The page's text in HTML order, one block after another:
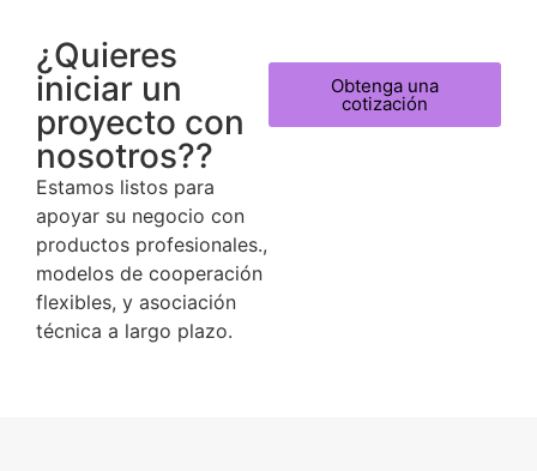
¿Quieres
iniciar un
proyecto con
nosotros??
Estamos listos para
apoyar su negocio con
productos profesionales.,
modelos de cooperación
flexibles, y asociación
técnica a largo plazo.
Obtenga una
cotización